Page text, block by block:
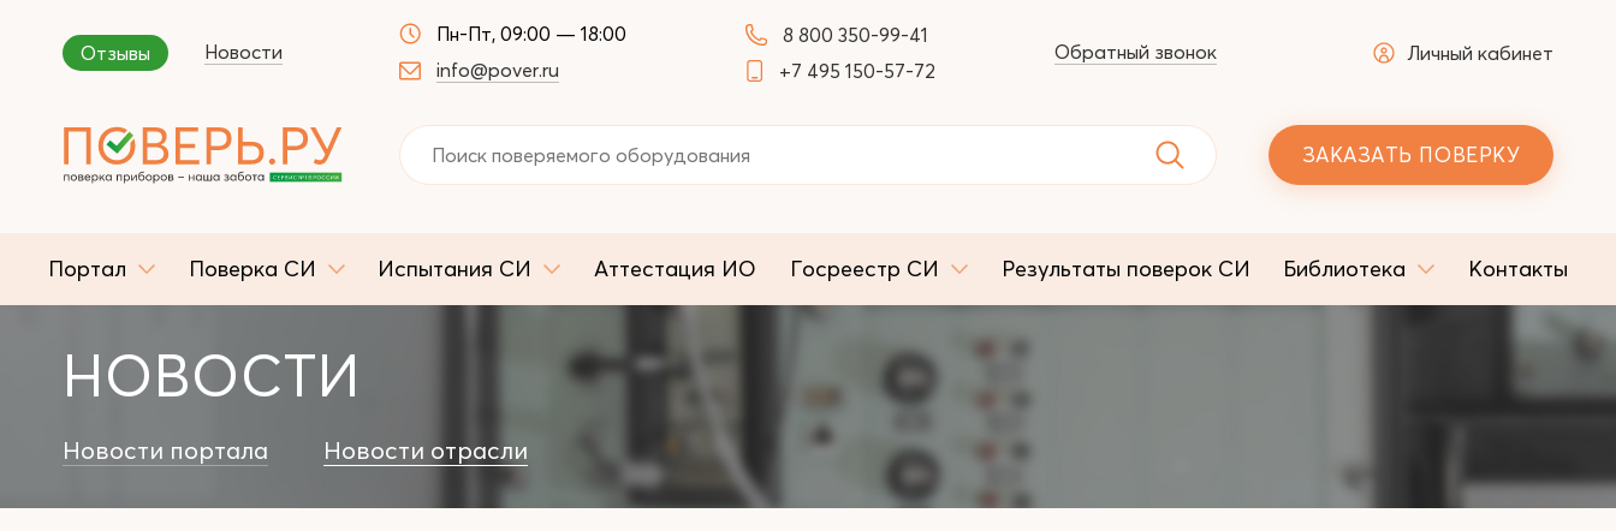
Отзывы Новости
Пн-Пт, 09:00 — 18:00
info@pover.ru
8 800 350-99-41
+7 495 150-57-72
Обратный звонок Личный кабинет
ЗАКАЗАТЬ ПОВЕРКУ
Портал Поверка СИ Испытания СИ Аттестация ИО Госреестр СИ Результаты поверок СИ Библиотека Контакты
НОВОСТИ
Новости портала Новости отрасли